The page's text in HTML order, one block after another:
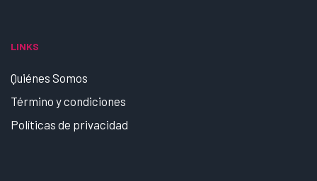
LINKS
Quiénes Somos
Término y condiciones
Políticas de privacidad